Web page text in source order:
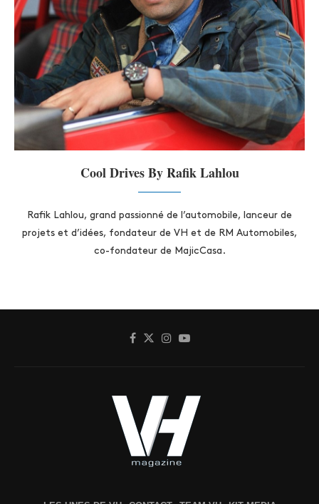
Cool Drives By Rafik Lahlou
Rafik Lahlou, grand passionné de l’automobile, lanceur de
projets et d’idées, fondateur de VH et de RM Automobiles,
co-fondateur de MajicCasa.